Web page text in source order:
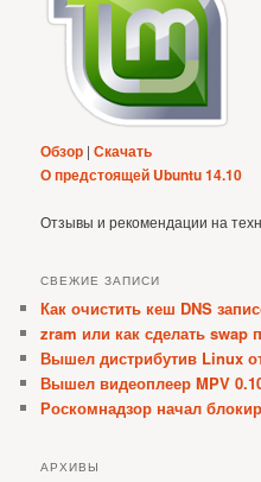
Обзор |Скачать
О предстоящей Ubuntu 14.10
Отзывы и рекомендации на
СВЕЖИЕ ЗАПИСИ
Как очистить кеш DNS
zram или как сделать swap
Вышел дистрибутив Linux
Вышел видеоплеер MPV
Роскомнадзор начал
АРХИВЫ